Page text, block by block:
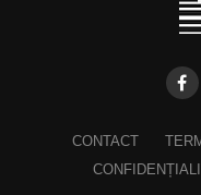
CONTACT